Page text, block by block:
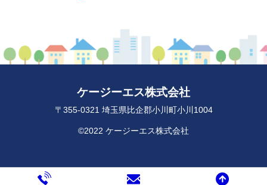
ケージーエス株式会社
〒355-0321 埼玉県比企郡小川町小川1004
©2022 ケージーエス株式会社